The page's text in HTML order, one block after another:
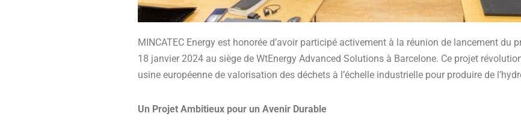
MINCATEC Energy est honorée d’avoir participé activement à la réunion de lancement du
18 janvier 2024 au siège de WtEnergy Advanced Solutions à Barcelone. Ce projet
usine européenne de valorisation des déchets à l’échelle industrielle pour produire de
Un Projet Ambitieux pour un Avenir Durable